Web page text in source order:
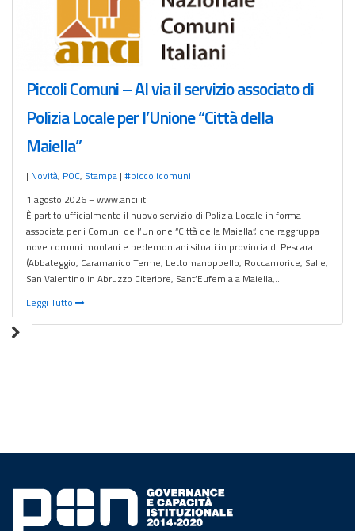
Piccoli Comuni – Al via il servizio associato di
Polizia Locale per l’Unione “Città della
Maiella”
| Novità, POC, Stampa | #piccolicomuni
1 agosto 2026 – www.anci.it
È partito ufficialmente il nuovo servizio di Polizia Locale in forma
associata per i Comuni dell’Unione “Città della Maiella”, che raggruppa
nove comuni montani e pedemontani situati in provincia di Pescara
(Abbateggio, Caramanico Terme, Lettomanoppello, Roccamorice, Salle,
San Valentino in Abruzzo Citeriore, Sant’Eufemia a Maiella,…
Leggi Tutto